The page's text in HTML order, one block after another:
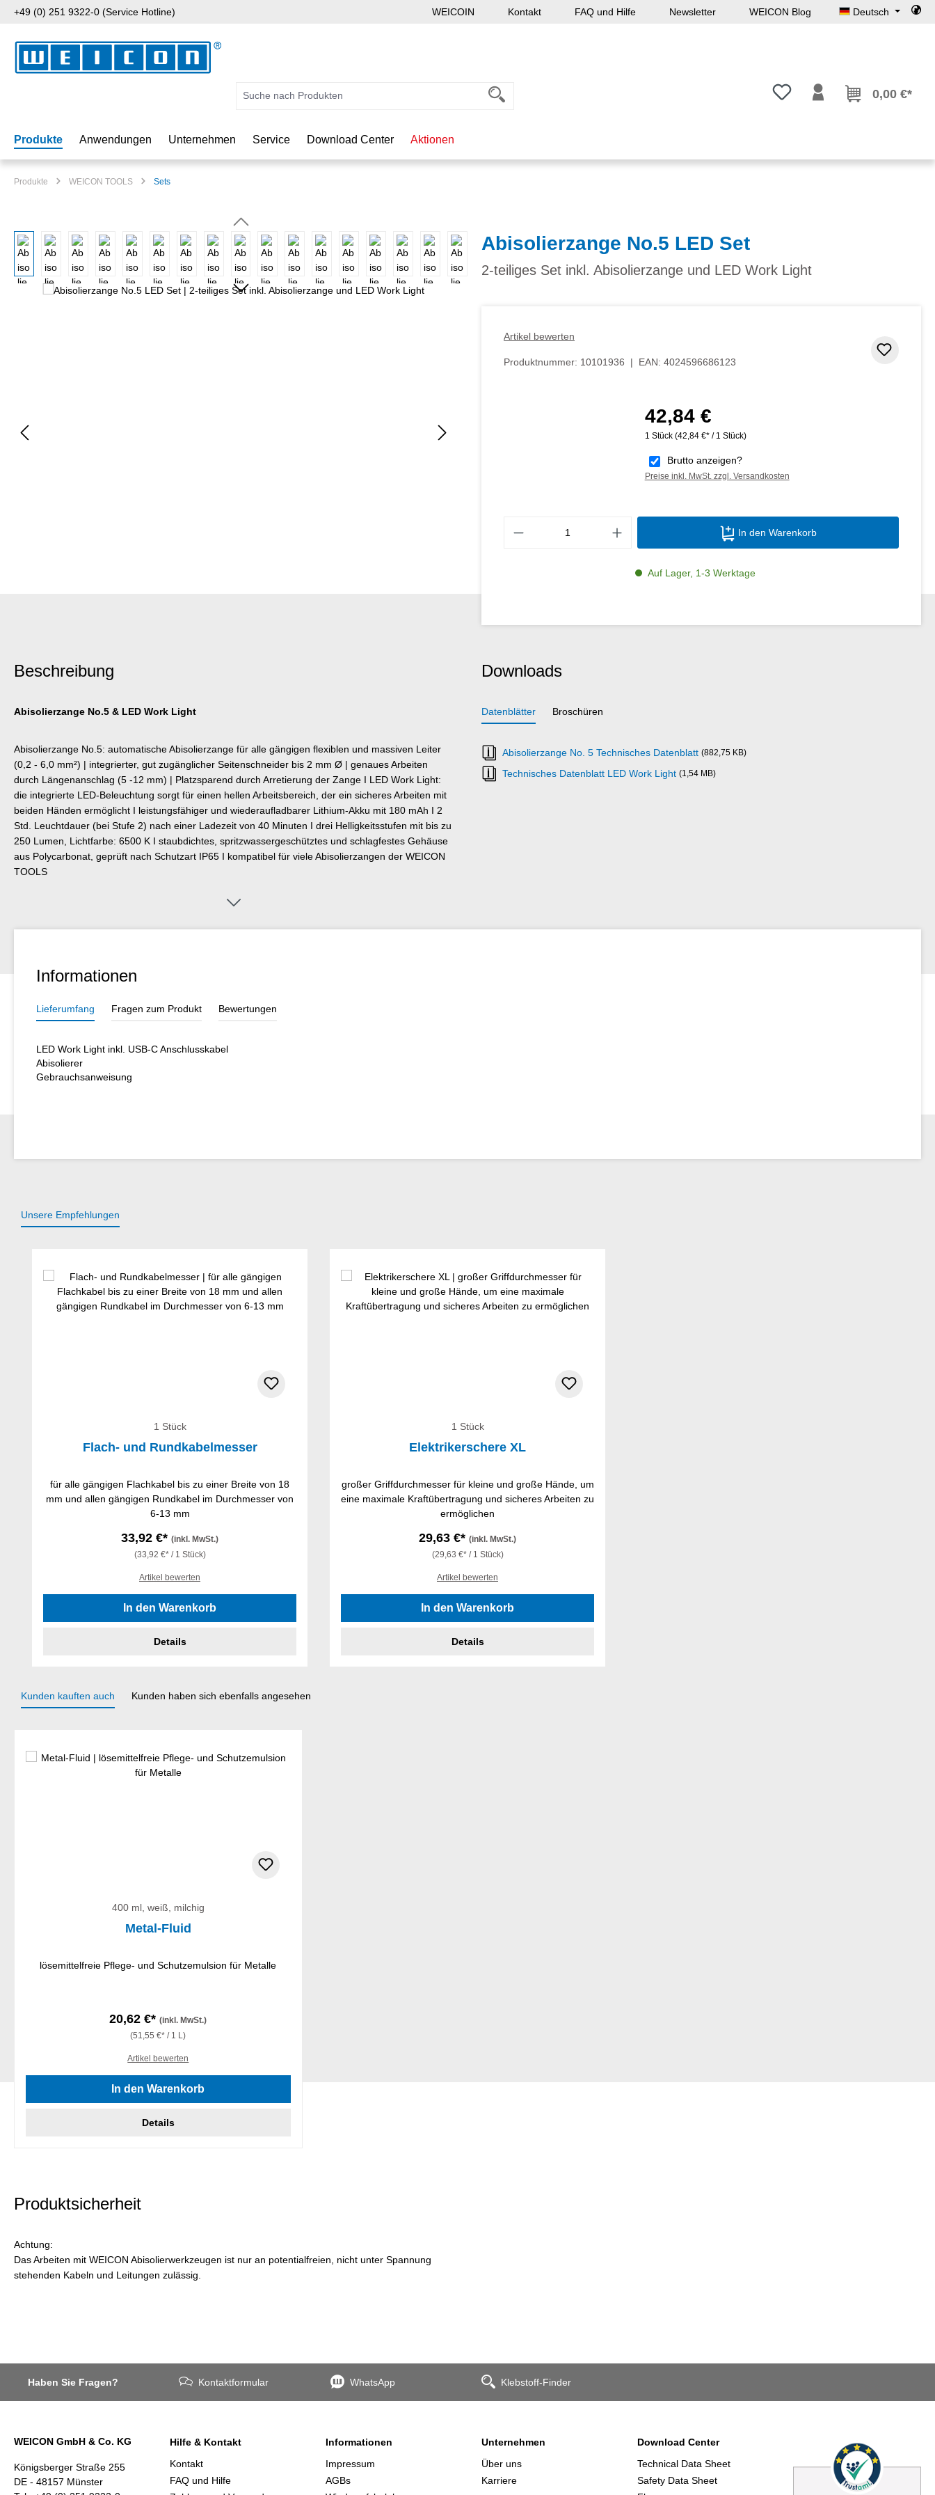
Hauptinhalt springen
Zur Suche springen
Zur Hauptnavigation springen
+49 (0) 251 9322-0 (Service Hotline) WEICOIN Kontakt FAQ und Hilfe Newsletter WEICON Blog Deutsch
Du hast 0 Produkte auf dem
0,00 €*
Produkte Anwendungen Unternehmen Service Download Center Aktionen
Produkte WEICON TOOLS Sets
Bildergalerie überspringen Abisolierzange No.5 LED Set
2-teiliges Set inkl. Abisolierzange und LED Work Light
Artikel bewerten
Produktnummer: 10101936 | EAN: 4024596686123
Regulärer Preis:
42,84 €
1 Stück (42,84 €* / 1 Stück)
Brutto anzeigen?
Preise inkl. MwSt. zzgl. Versandkosten
Produkt Anzahl: Gib den gewünschten
In den Warenkorb
Auf Lager, 1-3 Werktage
Beschreibung
Abisolierzange No.5 & LED Work Light
Abisolierzange No.5: automatische Abisolierzange für alle gängigen flexiblen und massiven Leiter
(0,2 - 6,0 mm²) | integrierter, gut zugänglicher Seitenschneider bis 2 mm Ø | genaues Arbeiten
durch Längenanschlag (5 -12 mm) | Platzsparend durch Arretierung der Zange I LED Work Light:
die integrierte LED-Beleuchtung sorgt für einen hellen Arbeitsbereich, der ein sicheres Arbeiten mit
beiden Händen ermöglicht I leistungsfähiger und wiederaufladbarer Lithium-Akku mit 180 mAh I 2
Std. Leuchtdauer (bei Stufe 2) nach einer Ladezeit von 40 Minuten I drei Helligkeitsstufen mit bis zu
250 Lumen, Lichtfarbe: 6500 K I staubdichtes, spritzwassergeschütztes und schlagfestes Gehäuse
aus Polycarbonat, geprüft nach Schutzart IP65 I kompatibel für viele Abisolierzangen der WEICON
TOOLS
Downloads
Datenblätter Broschüren
Abisolierzange No. 5 Technisches Datenblatt (882,75 KB)
Technisches Datenblatt LED Work Light (1,54 MB)
Informationen
Lieferumfang Fragen zum Produkt Bewertungen
LED Work Light inkl. USB-C Anschlusskabel
Abisolierer
Gebrauchsanweisung
Unsere Empfehlungen
1 Stück
Flach- und Rundkabelmesser
für alle gängigen Flachkabel bis zu einer Breite von 18
mm und allen gängigen Rundkabel im Durchmesser von
6-13 mm
33,92 €* (inkl. MwSt.)
(33,92 €* / 1 Stück)
Artikel bewerten
In den Warenkorb
Details
1 Stück
Elektrikerschere XL
großer Griffdurchmesser für kleine und große Hände, um
eine maximale Kraftübertragung und sicheres Arbeiten zu
ermöglichen
29,63 €* (inkl. MwSt.)
(29,63 €* / 1 Stück)
Artikel bewerten
In den Warenkorb
Details
Kunden kauften auch Kunden haben sich ebenfalls angesehen
400 ml, weiß, milchig
Metal-Fluid
lösemittelfreie Pflege- und Schutzemulsion für Metalle
20,62 €*(inkl. MwSt.)
(51,55 €* / 1 L)
Artikel bewerten
In den Warenkorb
Details
Produktsicherheit
Achtung:
Das Arbeiten mit WEICON Abisolierwerkzeugen ist nur an potentialfreien, nicht unter Spannung
stehenden Kabeln und Leitungen zulässig.
Haben Sie Fragen? Kontaktformular WhatsApp Klebstoff-Finder
WEICON GmbH & Co. KG
Königsberger Straße 255
DE - 48157 Münster
Hilfe & Kontakt
Kontakt
FAQ und Hilfe
Informationen
Impressum
AGBs
Unternehmen
Über uns
Karriere
Download Center
Technical Data Sheet
Safety Data Sheet